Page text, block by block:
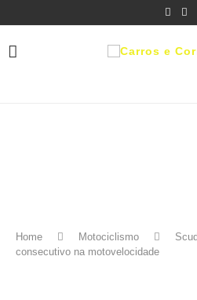
Home Motociclismo
consecutivo na motovelocidade